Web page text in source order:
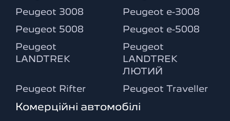
Peugeot 3008 Peugeot e-3008
Peugeot 5008 Peugeot e-5008
Peugeot
LANDTREK
Peugeot
LANDTREK
ЛЮТИЙ
Peugeot Rifter Peugeot Traveller
Комерційні автомобілі